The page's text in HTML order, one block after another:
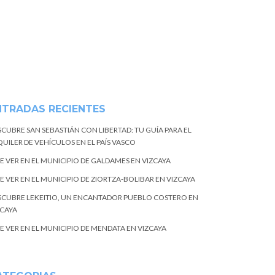
RECIENTES
SAN SEBASTIÁN CON LIBERTAD: TU GUÍA PARA EL
DE VEHÍCULOS EN EL PAÍS VASCO
VER EN EL MUNICIPIO DE GALDAMES EN VIZCAYA
VER EN EL MUNICIPIO DE ZIORTZA-BOLIBAR EN VIZCAYA
LEKEITIO, UN ENCANTADOR PUEBLO COSTERO EN
VER EN EL MUNICIPIO DE MENDATA EN VIZCAYA